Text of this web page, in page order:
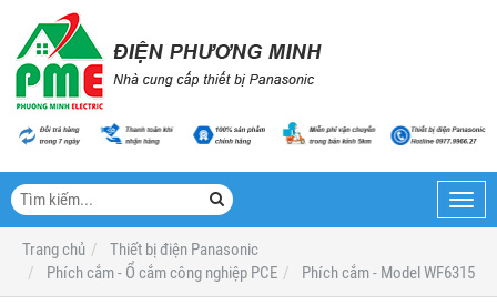
Trang chủ
Thiết bị điện Panasonic
Phích cắm - Ổ cắm công nghiệp PCE
Phích cắm - Model WF6315